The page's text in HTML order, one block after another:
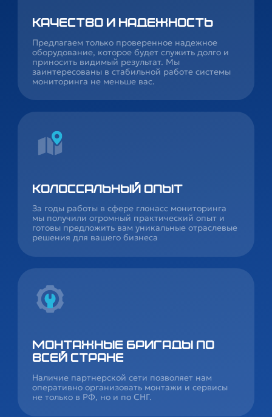
Качество и надежность
Предлагаем только проверенное надежное
оборудование, которое будет служить долго и
приносить видимый результат. Мы
заинтересованы в стабильной работе системы
мониторинга не меньше вас.
Колоссальный опыт
За годы работы в сфере глонасс мониторинга
мы получили огромный практический опыт и
готовы предложить вам уникальные отраслевые
решения для вашего бизнеса
Монтажные бригады по
всей стране
Наличие партнерской сети позволяет нам
оперативно организовать монтажи и сервисы
не только в РФ, но и по СНГ.